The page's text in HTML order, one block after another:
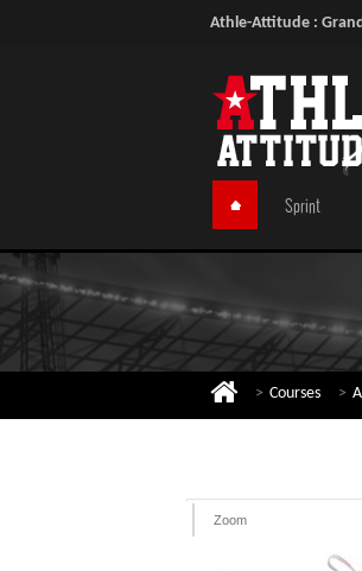
Athle-Attitude :
Sprint
> Courses >
Zoom